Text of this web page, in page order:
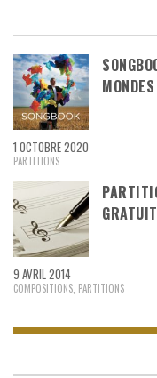
1 OCTOBRE 2020
PARTITIONS
GRATUIT
9 AVRIL 2014
COMPOSITIONS, PARTITIONS